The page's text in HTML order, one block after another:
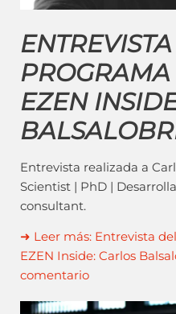
EZEN
Entrevista realizada a
Scientist | PhD |
consultant.
➜ Leer más: Entrevista
EZEN Inside: Carlos
comentario